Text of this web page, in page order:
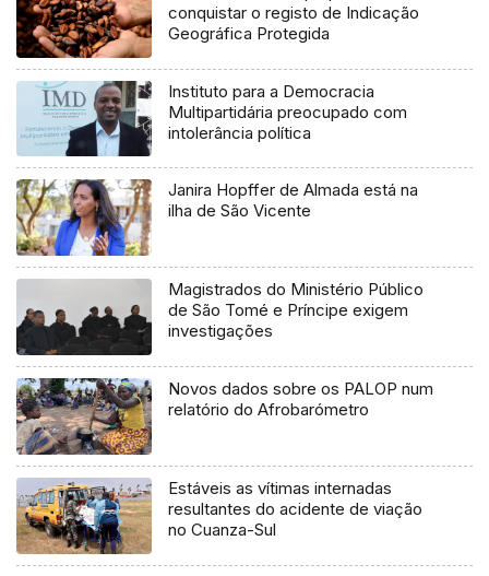
conquistar o registo de Indicação
Geográfica Protegida
Instituto para a Democracia
Multipartidária preocupado com
intolerância política
Janira Hopffer de Almada está na
ilha de São Vicente
Magistrados do Ministério Público
de São Tomé e Príncipe exigem
investigações
Novos dados sobre os PALOP num
relatório do Afrobarómetro
Estáveis as vítimas internadas
resultantes do acidente de viação
no Cuanza-Sul